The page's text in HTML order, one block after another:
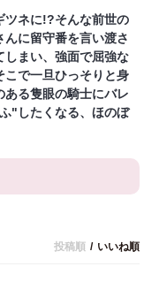
ツネに!?そんな前世の
に留守番を言い渡さ
しまい、強面で屈強な
こで一旦ひっそりと身
ある隻眼の騎士にバレ
"したくなる、ほのぼ
投稿順 / いいね順